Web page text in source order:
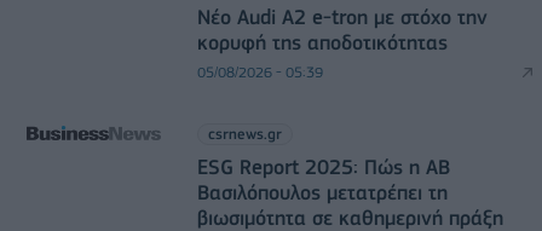
Νέο Audi A2 e-tron με στόχο την
κορυφή της αποδοτικότητας
05/08/2026 - 05:39
csrnews.gr
ESG Report 2025: Πώς η ΑΒ
Βασιλόπουλος μετατρέπει τη
βιωσιμότητα σε καθημερινή πράξη